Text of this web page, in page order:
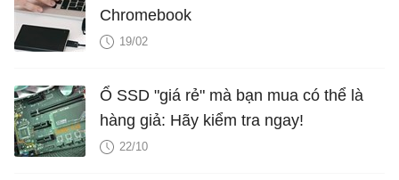
Chromebook
19/02
Ổ SSD "giá rẻ" mà bạn mua có thể là
hàng giả: Hãy kiểm tra ngay!
22/10